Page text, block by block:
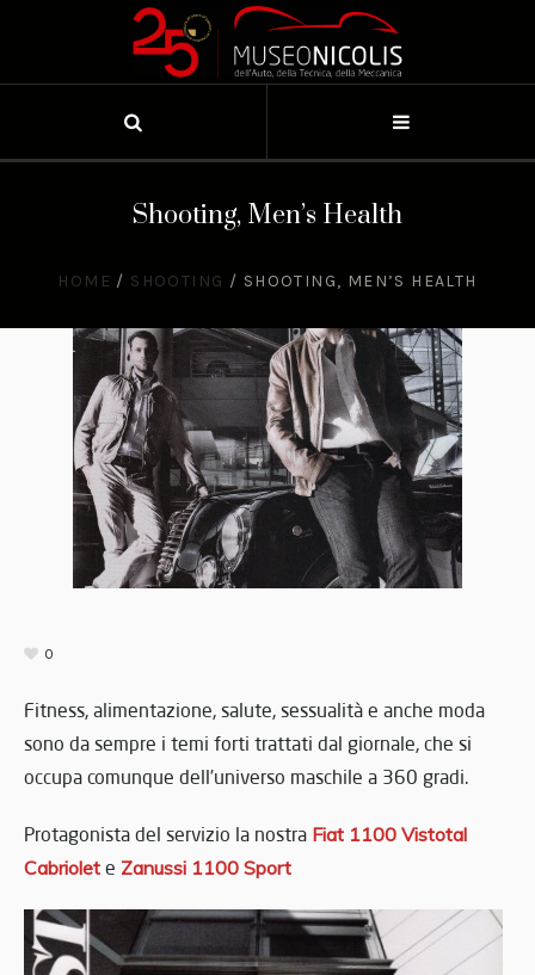
Shooting, Men’s Health
HOME / SHOOTING / SHOOTING, MEN’S HEALTH
0
Fitness, alimentazione, salute, sessualità e anche moda
sono da sempre i temi forti trattati dal giornale, che si
occupa comunque dell’universo maschile a 360 gradi.
Protagonista del servizio la nostra Fiat 1100 Vistotal
Cabriolet e Zanussi 1100 Sport